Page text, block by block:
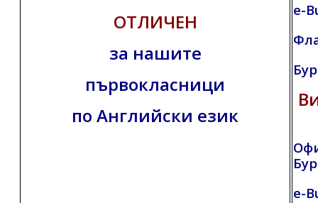
ОТЛИЧЕН
за нашите
първокласници
по Английски език
e-
e-